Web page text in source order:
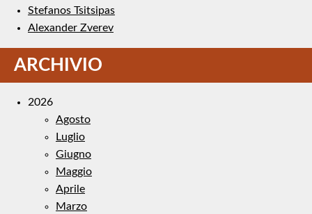
Stefanos Tsitsipas
Alexander Zverev
ARCHIVIO
2026
Agosto
Luglio
Giugno
Maggio
Aprile
Marzo